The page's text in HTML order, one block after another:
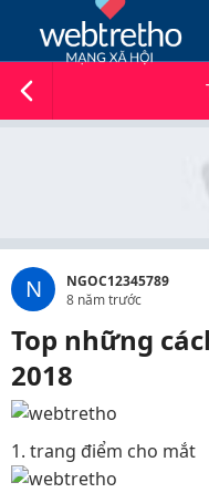
N
NGOC12345789
8 năm trước
Top những
2018
1. trang điểm cho mắt